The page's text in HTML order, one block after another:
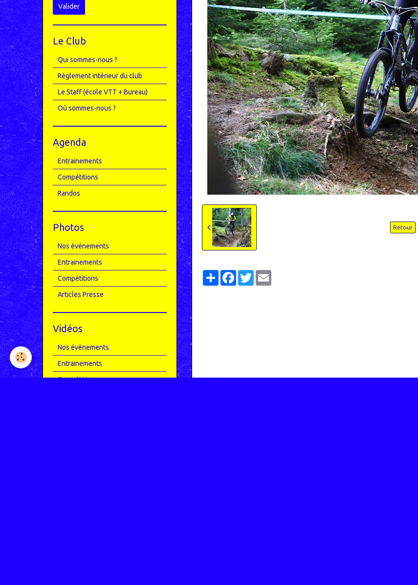
Retour
PartagerFacebook
TwitterEmail
Valider
Le Club
Qui sommes-nous ?
Règlement intérieur du club
Le Staff (école VTT + Bureau)
Où sommes-nous ?
Agenda
Entrainements
Compétitions
Randos
Photos
Nos événements
Entrainements
Compétitions
Articles Presse
Vidéos
Nos évènements
Entrainements
Compétitions